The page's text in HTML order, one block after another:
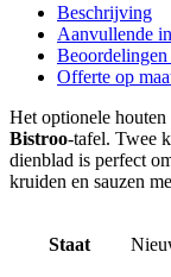
Beschrijving
Aanvullende
Offerte op
Het optionele
Bistroo-tafel. Twee
dienblad is perfect
kruiden en sauzen
Staat